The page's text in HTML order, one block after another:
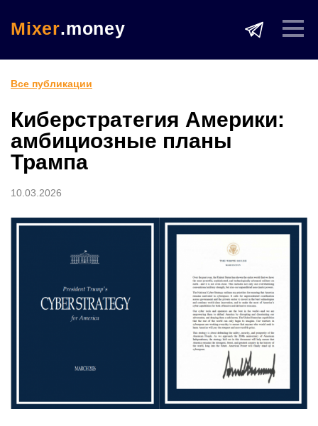
Mixer.money
Все публикации
Киберстратегия Америки:
амбициозные планы
Трампа
10.03.2026